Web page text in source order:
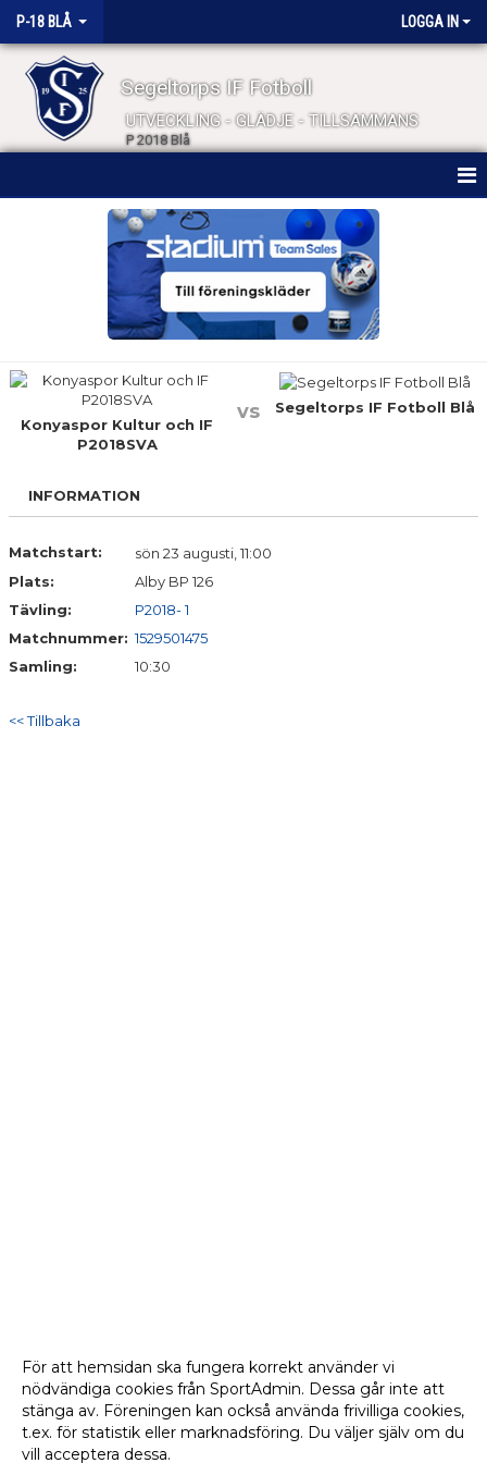
P-18 BLÅ LOGGA IN
Segeltorps IF Fotboll
UTVECKLING - GLÄDJE - TILLSAMMANS
P 2018 Blå
BILDGALLERI
DOKUMENT
KONTAKT
Konyaspor Kultur och IF
P2018SVA
vs Segeltorps IF Fotboll Blå
INFORMATION
Matchstart:
sön 23 augusti, 11:00
Plats:
Alby BP 126
Tävling:
P2018- 1
Matchnummer: 1529501475
Samling:
10:30
<< Tillbaka
För att hemsidan ska fungera korrekt använder vi
nödvändiga cookies från SportAdmin. Dessa går inte att
stänga av. Föreningen kan också använda frivilliga cookies,
t.ex. för statistik eller marknadsföring. Du väljer själv om du
vill acceptera dessa.